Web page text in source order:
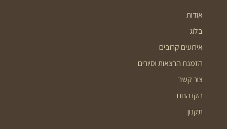
אודות
בלוג
אירועים קרובים
הזמנת הרצאות וסיורים
צור קשר
הקו החם
תקנון